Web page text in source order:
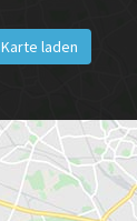
Karte laden